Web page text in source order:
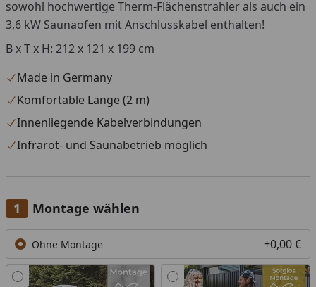
sowohl hochwertige Therm-Flächenstrahler als auch ein
3,6 kW Saunaofen mit Anschlusskabel enthalten!
B x T x H: 212 x 121 x 199 cm
Made in Germany
Komfortable Länge (2 m)
Innenliegende Kabelverbindungen
Infrarot- und Saunabetrieb möglich
Montage wählen
Ohne Montage +0,00 €